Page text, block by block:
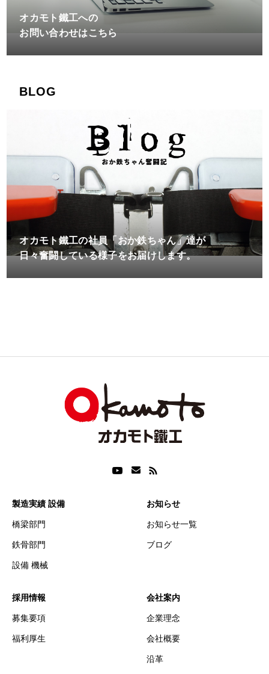
オカモト鐵工への
お問い合わせはこちら
BLOG
オカモト鐵工の社員「おか鉄ちゃん」達が
日々奮闘している様子をお届けします。
製造実績 設備
橋梁部門
鉄骨部門
設備 機械
お知らせ
お知らせ一覧
ブログ
採用情報
募集要項
福利厚生
会社案内
企業理念
会社概要
沿革